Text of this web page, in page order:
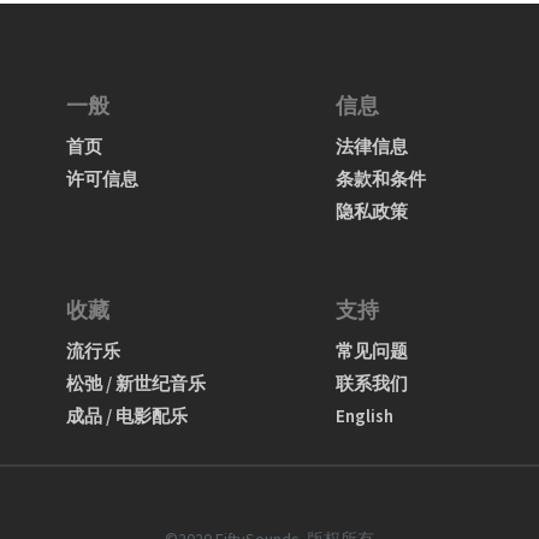
一般
首页
许可信息
信息
法律信息
条款和条件
隐私政策
收藏
流行乐
松弛 / 新世纪音乐
成品 / 电影配乐
支持
常见问题
联系我们
English